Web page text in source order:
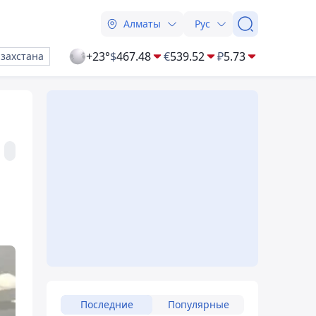
Алматы Рус
+23°$467.48 €539.52 ₽5.73
Последние Популярные